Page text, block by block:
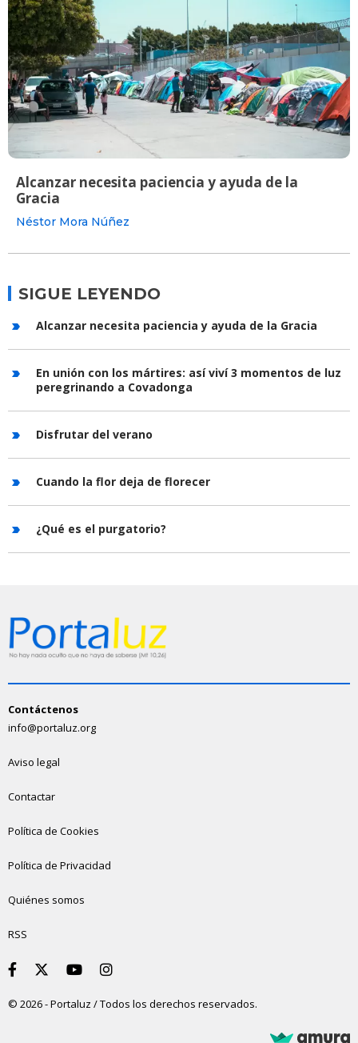
Alcanzar necesita paciencia y ayuda de la
Gracia
Néstor Mora Núñez
SIGUE LEYENDO
Alcanzar necesita paciencia y ayuda de la Gracia
En unión con los mártires: así viví 3 momentos de luz
peregrinando a Covadonga
Disfrutar del verano
Cuando la flor deja de florecer
¿Qué es el purgatorio?
Contáctenos
info@portaluz.org
Aviso legal
Contactar
Política de Cookies
Política de Privacidad
Quiénes somos
RSS
© 2026 - Portaluz / Todos los derechos reservados.